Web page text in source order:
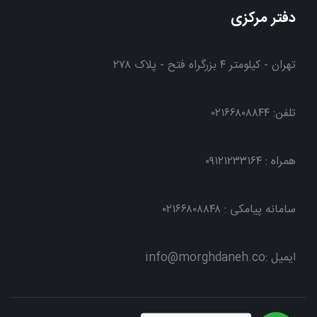
دفتر مرکزی
تهران - کیلومتر ۴ بزرگراه فتح - پلاک ۲۷۸
تلفن: ۰۲۱۶۶۸۰۸۸۴۴
همراه : ۰۹۱۲۱۲۳۳۱۶۴
سامانه پیامکی : ۰۲۱۶۶۸۰۸۸۴۸
ایمیل :info@morghdaneh.co